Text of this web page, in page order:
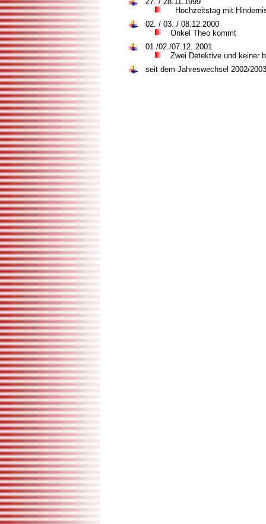
Hochzeitstag mit
02. / 03. / 08.12.2000
Onkel Theo kommt
01./02./07.12. 2001
Zwei Detektive und keiner
seit dem Jahreswechsel 2002/